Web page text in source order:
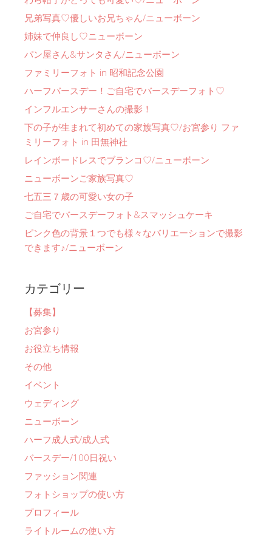
兄弟写真♡優しいお兄ちゃん/ニューボーン
姉妹で仲良し♡ニューボーン
パン屋さん&サンタさん/ニューボーン
ファミリーフォト in 昭和記念公園
ハーフバースデー！ご自宅でバースデーフォト♡
インフルエンサーさんの撮影！
下の子が生まれて初めての家族写真♡/お宮参り ファ
ミリーフォト in 田無神社
レインボードレスでブランコ♡/ニューボーン
ニューボーンご家族写真♡
七五三７歳の可愛い女の子
ご自宅でバースデーフォト&スマッシュケーキ
ピンク色の背景１つでも様々なバリエーションで撮影
できます♪/ニューボーン
カテゴリー
【募集】
お宮参り
お役立ち情報
その他
イベント
ウェディング
ニューボーン
ハーフ成人式/成人式
バースデー/100日祝い
ファッション関連
フォトショップの使い方
プロフィール
ライトルームの使い方